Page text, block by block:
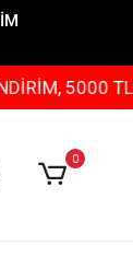
TL ÜZERİ
0